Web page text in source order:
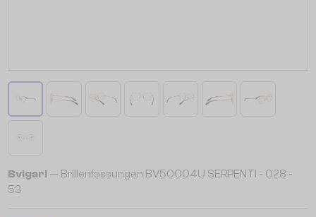
Bvlgari — Brillenfassungen BV50004U SERPENTI - 028 -
53